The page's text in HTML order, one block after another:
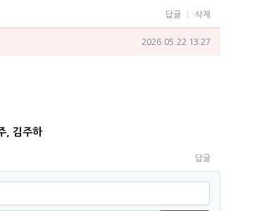
답글 삭제
작성일
2026.05.22 13:27
, 김주하
답글